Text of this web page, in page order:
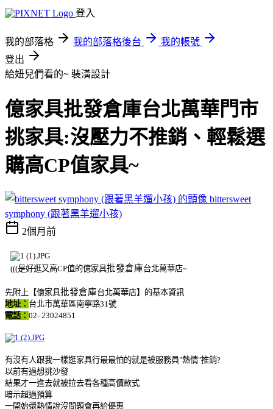
登入
我的部落格 我的部落格後台
我的帳號
登出
給妞兒們看的~ 裝潢設計
億家具批發倉庫台北萬華門市
挑家具:沒壓力不推銷、輕鬆選
購高CP值家具~
bittersweet
symphony (跟著黑羊遛小孩)
2個月前
(((是好逛又高CP值的億家具批發倉庫台北萬華店~
先附上【億家具批發倉庫台北萬華店】的基本資訊
地址： 台北市萬華區南寧路31號
電話 ： 02- 23024851
有沒有人跟我一樣逛家具行最最怕的就是被服務員"熱情"推銷?
以前有過想挑沙發
結果才一進去就被拉去看各種高價款式
暗示超過預算
一開始還熱情說沒問題會再給優惠